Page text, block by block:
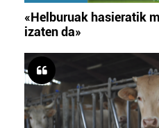
«Helburuak hasieratik
izaten da»